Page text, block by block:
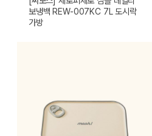
보냉백 REW-007KC 7L 도시락
가방